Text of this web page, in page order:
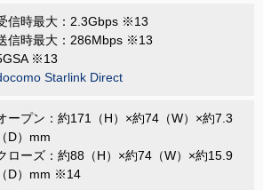
信時最大：2.3Gbps ※13
信時最大：286Mbps ※13
※13
Starlink Direct
ープン：約171（H）×約74（W）×約7.3
（D）mm
ローズ：約88（H）×約74（W）×約15.9
（D）mm ※14